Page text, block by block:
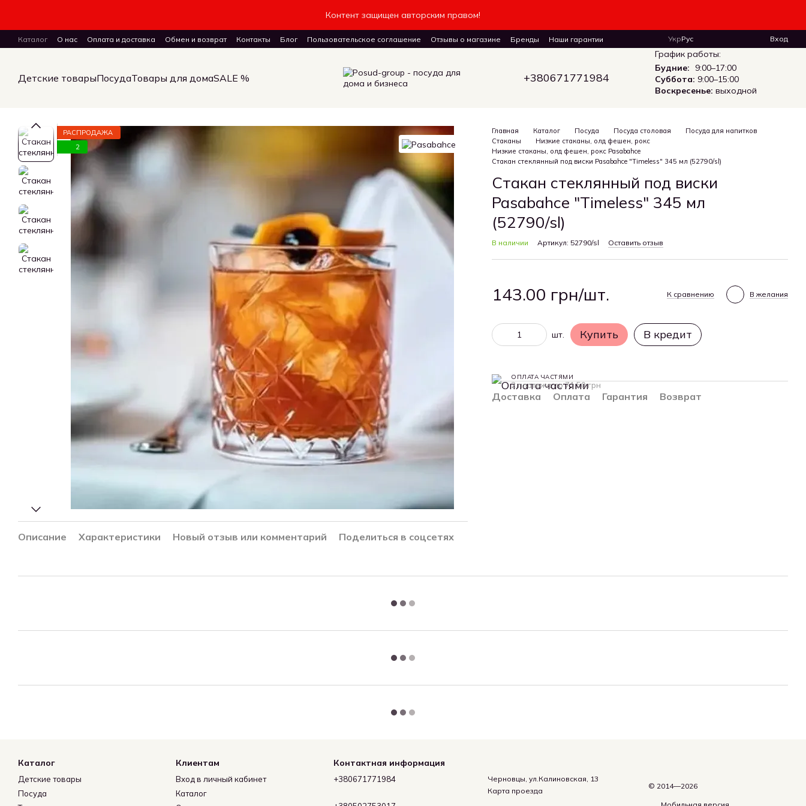
Контент защищен авторским правом!
Каталог О нас Оплата и доставка Обмен и возврат Контакты Блог Пользовательское соглашение Отзывы о магазине Бренды
Наши гарантии
ПУБЛИЧНЫЙ ДОГОВОР (ОФЕРТА) на заказ, куплю-продажу и доставку товаров
УкрРус Вход
Детские товарыПосудаТовары для домаSALE % +380671771984
График работы:
Будние:
9:00–17:00
Суббота: 9:00–15:00
Воскресенье: выходной
РАСПРОДАЖА
2
Описание Характеристики Новый отзыв или комментарий Поделиться в соцсетях
Главная Каталог Посуда Посуда столовая
Посуда для напитков
Стаканы
Низкие стаканы, олд фешен, рокс
Низкие стаканы, олд фешен, рокс Pasabahce
Стакан стеклянный под виски Pasabahce "Timeless" 345 мл (52790/sl)
Стакан стеклянный под виски
Pasabahce "Timeless" 345 мл
(52790/sl)
В наличии Артикул: 52790/sl Оставить отзыв
143.00 грн/шт. К сравнению В желания
шт. Купить В кредит
ОПЛАТА ЧАСТЯМИ
2 платежа по 71.50 грн
Доставка Оплата Гарантия Возврат
Каталог
Детские товары
Посуда
Клиентам
Вход в личный кабинет
Каталог
Контактная информация
+380671771984
Черновцы, ул.Калиновская, 13
Карта проезда
© 2014—2026